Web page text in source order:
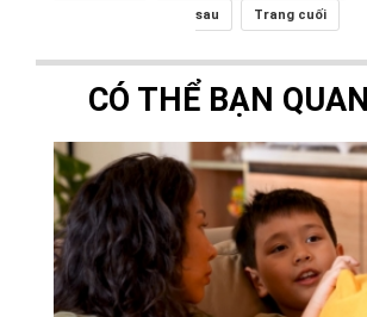
sau
Trang cuối
CÓ THỂ BẠN